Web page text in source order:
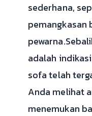
sederhana,
pemangkasan
adalah
sofa telah
Anda melihat
menemukan